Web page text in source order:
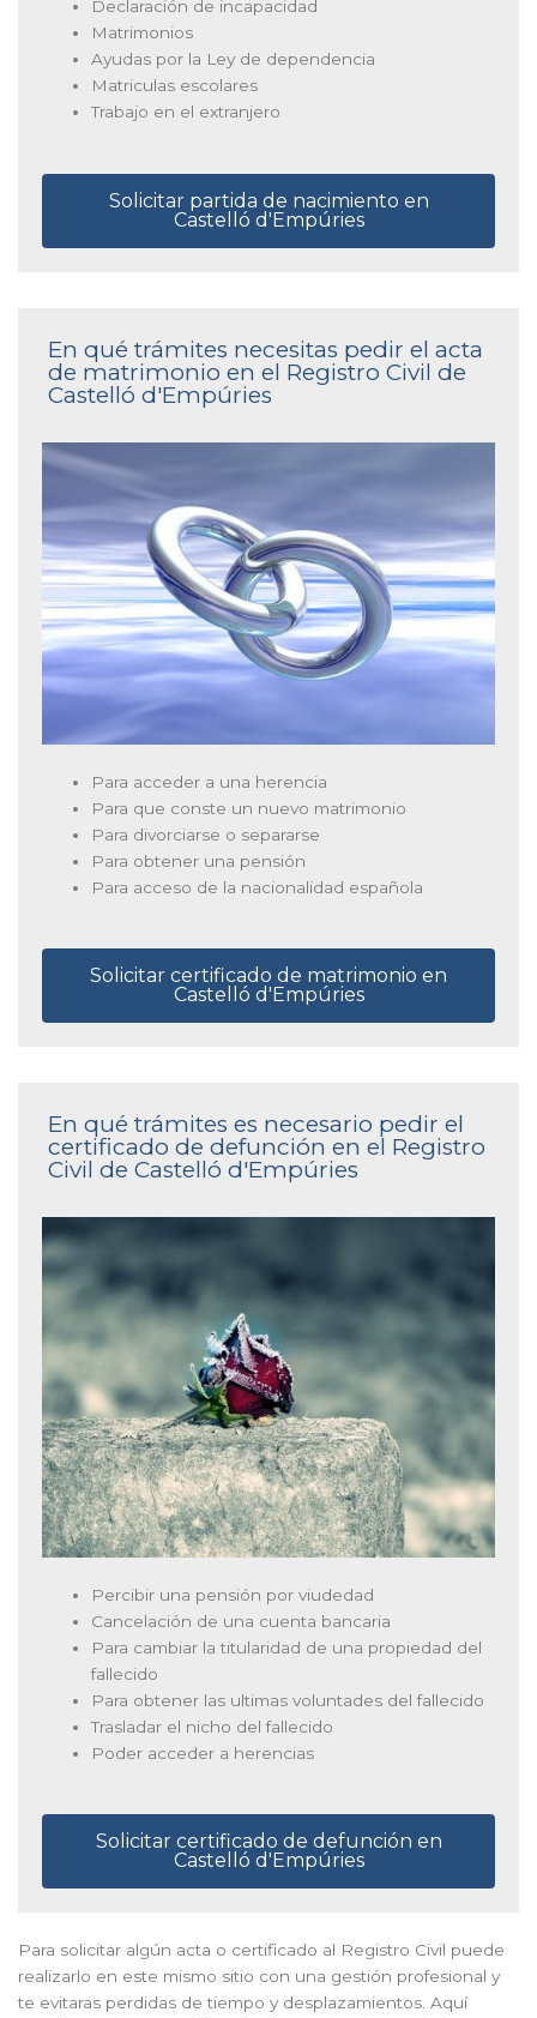
Declaración de incapacidad
Matrimonios
Ayudas por la Ley de dependencia
Matriculas escolares
Trabajo en el extranjero
Solicitar partida de nacimiento en
Castelló d'Empúries
En qué trámites necesitas pedir el acta
de matrimonio en el Registro Civil de
Castelló d'Empúries
Para acceder a una herencia
Para que conste un nuevo matrimonio
Para divorciarse o separarse
Para obtener una pensión
Para acceso de la nacionalidad española
Solicitar certificado de matrimonio en
Castelló d'Empúries
En qué trámites es necesario pedir el
certificado de defunción en el Registro
Civil de Castelló d'Empúries
Percibir una pensión por viudedad
Cancelación de una cuenta bancaria
Para cambiar la titularidad de una propiedad del
fallecido
Para obtener las ultimas voluntades del fallecido
Trasladar el nicho del fallecido
Poder acceder a herencias
Solicitar certificado de defunción en
Castelló d'Empúries
Para solicitar algún acta o certificado al Registro Civil puede
realizarlo en este mismo sitio con una gestión profesional y
te evitaras perdidas de tiempo y desplazamientos. Aquí